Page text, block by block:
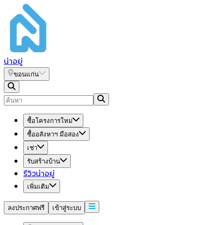
น่าอยู่
ขอนแก่น
ซื้อโครงการใหม่
ซื้ออสังหาฯ มือสอง
เช่า
รับสร้างบ้าน
รีวิวน่าอยู่
เพิ่มเติม
ลงประกาศฟรี เข้าสู่ระบบ